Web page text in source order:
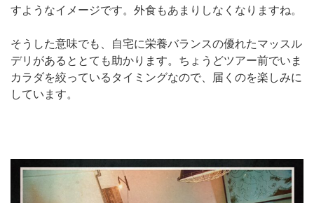
すようなイメージです。外食もあまりしなくなりますね。
そうした意味でも、自宅に栄養バランスの優れたマッスル
デリがあるととても助かります。 ちょうどツアー前でいま
カラダを絞っているタイミングなので、届くのを楽しみに
しています。